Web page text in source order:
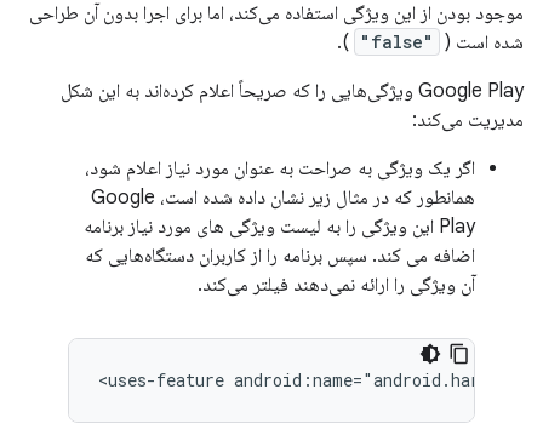
موجود بودن از این ویژگی استفاده می‌کند، اما برای اجرا بدون آن طراحی
شده است (
"false"
).
Google Play ویژگی‌هایی را که صریحاً اعلام کرده‌اند به این شکل
مدیریت می‌کند:
اگر یک ویژگی به صراحت به عنوان مورد نیاز اعلام شود،
همانطور که در مثال زیر نشان داده شده است، Google
Play این ویژگی را به لیست ویژگی های مورد نیاز برنامه
اضافه می کند. سپس برنامه را از کاربران دستگاه‌هایی که
آن ویژگی را ارائه نمی‌دهند فیلتر می‌کند.
<uses-feature